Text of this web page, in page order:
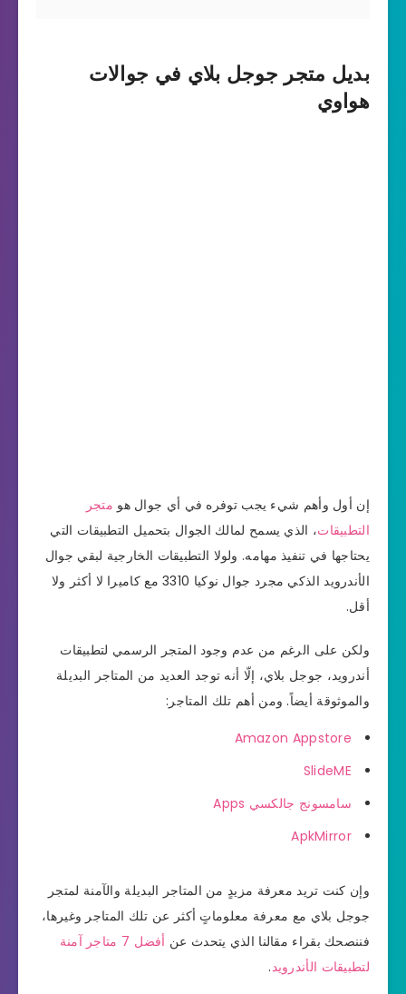
بديل متجر جوجل بلاي في جوالات
هواوي
إن أول وأهم شيء يجب توفره في أي جوال هو متجر
التطبيقات، الذي يسمح لمالك الجوال بتحميل التطبيقات التي
يحتاجها في تنفيذ مهامه. ولولا التطبيقات الخارجية لبقي جوال
الأندرويد الذكي مجرد جوال نوكيا 3310 مع كاميرا لا أكثر ولا
أقل.
ولكن على الرغم من عدم وجود المتجر الرسمي لتطبيقات
أندرويد، جوجل بلاي، إلّا أنه توجد العديد من المتاجر البديلة
والموثوقة أيضاً. ومن أهم تلك المتاجر:
Amazon Appstore
SlideME
سامسونج جالكسي Apps
ApkMirror
وإن كنت تريد معرفة مزيدٍ من المتاجر البديلة والآمنة لمتجر
جوجل بلاي مع معرفة معلوماتٍ أكثر عن تلك المتاجر وغيرها،
فننصحك بقراء مقالنا الذي يتحدث عن
أفضل 7 متاجر آمنة
لتطبيقات الأندرويد.